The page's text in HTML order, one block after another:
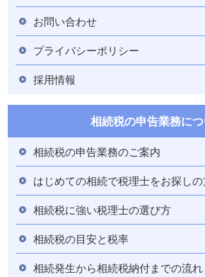
お問い合わせ
プライバシーポリシー
採用情報
相続税の申告業務に
相続税の申告業務のご案内
はじめての相続で税理士をお探し
相続税に強い税理士の選び方
相続税の目安と税率
相続発生から相続税納付までの流れ